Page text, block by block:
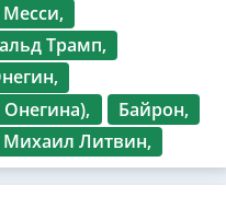
Трамп,
Байрон,
Михаил Литвин,